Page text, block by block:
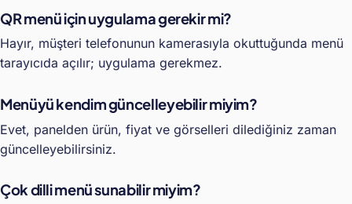
QR menü için uygulama gerekir mi?
Hayır, müşteri telefonunun kamerasıyla okuttuğunda menü
tarayıcıda açılır; uygulama gerekmez.
Menüyü kendim güncelleyebilir miyim?
Evet, panelden ürün, fiyat ve görselleri dilediğiniz zaman
güncelleyebilirsiniz.
Çok dilli menü sunabilir miyim?